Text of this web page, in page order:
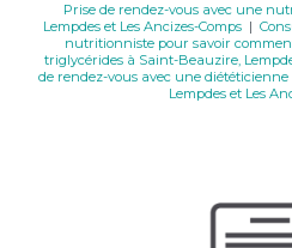
Prise de rendez-vous avec une
Lempdes et Les Ancizes-Comps |
nutritionniste pour savoir
triglycérides à Saint-Beauzire,
de rendez-vous avec une
Lempdes et Les